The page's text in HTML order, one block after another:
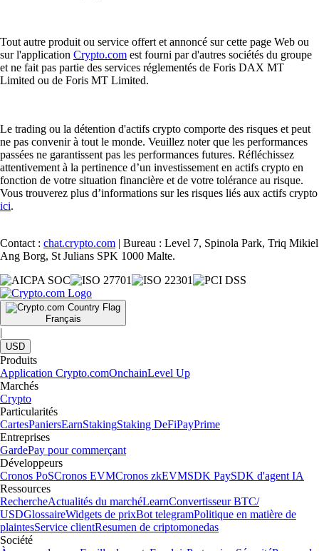
Tout autre produit ou service offert et annoncé sur cette page Web ou
sur l'application Crypto.com est fourni par d'autres sociétés du groupe
et ne fait pas partie des services réglementés de Foris DAX MT
Limited ou de Foris MT Limited.
Le trading ou la détention d'actifs crypto comporte des risques et peut
ne pas convenir à tout le monde. Veuillez noter que les performances
passées ne garantissent pas les performances futures. Réfléchissez
attentivement à la pertinence d’un investissement en actifs crypto en
fonction de votre situation financière et de votre tolérance au risque.
Vous trouverez plus d’informations sur les risques liés aux actifs crypto
ici.
Contact : chat.crypto.com | Bureau : Level 7, Spinola Park, Triq Mikiel
Ang Borg, St Julians SPK 1000 Malte.
Français
|
USD
Produits
Application Crypto.comOnchainLevel Up
Marchés
Crypto
Particularités
CartesPaniersEarnStakingStaking DeFiPayPrime
Entreprises
GardePay pour commerçant
Développeurs
Cronos PoSCronos EVMCronos zkEVMSDK PaySDK d'agent IA
Ressources
RechercheActualités du marchéLearnConvertisseur BTC/
USDGlossaireWidgets de prixBot telegramPolitique en matière de
plaintesService clientResumen de criptomonedas
Société